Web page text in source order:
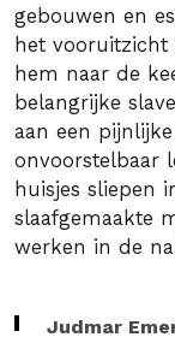
gebouwen en
het
hem naar de
belangrijke
aan een
onvoorstelbaar
huisjes sliepen
slaafgemaakte
werken in de
Judmar